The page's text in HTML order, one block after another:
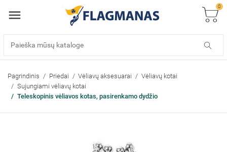
0
Pagrindinis Priedai Vėliavų aksesuarai
Vėliavų kotai
Sujungiami vėliavų kotai
Teleskopinis vėliavos kotas, pasirenkamo dydžio